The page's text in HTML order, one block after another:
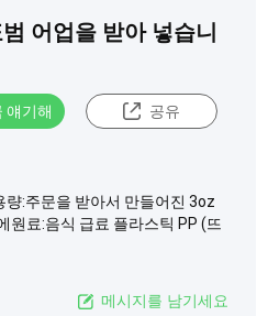
어업을 받아 넣습니
얘기해 공유
량:주문을 받아서 만들어진 3oz
료:음식 급료 플라스틱 PP (뜨
메시지를 남기세요